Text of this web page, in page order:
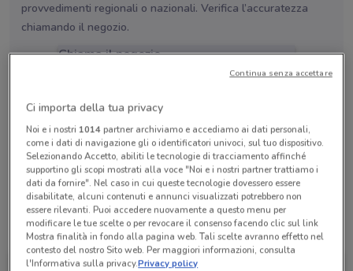
provvedimenti regionali o nazionali. Verifica l’accuratezza
chiamando il negozio.
Chiama il negozio
Sabato n.d.
Domenica n.d.
0445 532158
Rigal Viaggi/Aleri Vgi Srl
Tutte le promozioni di questo negozio
Ci importa della tua privacy
Noi e i nostri 1014partner archiviamo e accediamo ai dati personali,
come i dati di navigazione gli o identificatori univoci, sul tuo dispositivo.
Selezionando Accetto, abiliti le tecnologie di tracciamento affinché
supportino gli scopi mostrati alla voce "Noi e i nostri partner trattiamo i
dati da fornire". Nel caso in cui queste tecnologie dovessero essere
disabilitate, alcuni contenuti e annunci visualizzati potrebbero non
essere rilevanti. Puoi accedere nuovamente a questo menu per
modificare le tue scelte o per revocare il consenso facendo clic sul link
Mostra finalità in fondo alla pagina web. Tali scelte avranno effetto nel
contesto del nostro Sito web. Per maggiori informazioni, consulta
l'Informativa sulla privacy.Privacy policy
Continua senza accettare